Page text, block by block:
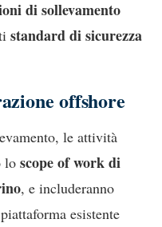
di sollevamento
standard di sicurezza
offshore
le attività
lo scope of work di
, e includeranno
esistente